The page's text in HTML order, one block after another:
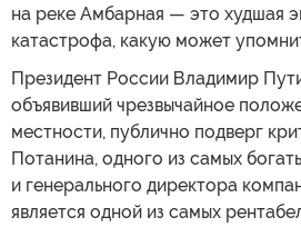
на реке Амбарная — это худшая
катастрофа, какую может
Президент России Владимир
объявивший чрезвычайное
местности, публично подверг
Потанина, одного из самых
и генерального директора
является одной из самых